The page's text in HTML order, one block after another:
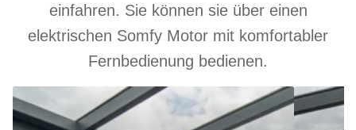
einfahren. Sie können sie über einen
elektrischen Somfy Motor mit komfortabler
Fernbedienung bedienen.
Seitenmarkise